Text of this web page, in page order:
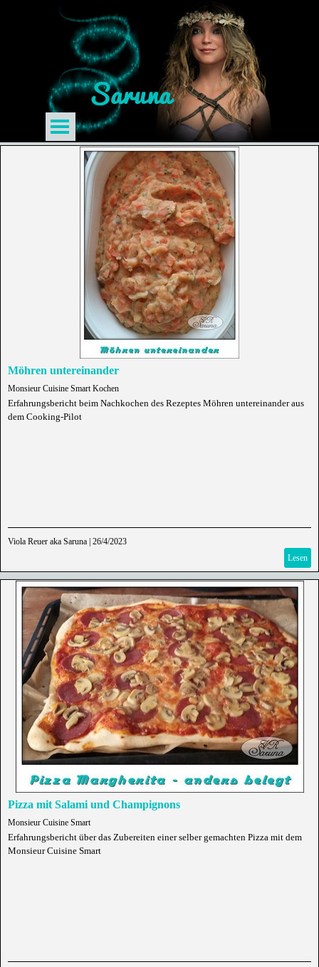
Möhren untereinander
Monsieur Cuisine Smart Kochen
Erfahrungsbericht beim Nachkochen des Rezeptes Möhren untereinander aus
dem Cooking-Pilot
Viola Reuer aka Saruna 26/4/2023
Lesen
Pizza mit Salami und Champignons
Monsieur Cuisine Smart
Erfahrungsbericht über das Zubereiten einer selber gemachten Pizza mit dem
Monsieur Cuisine Smart